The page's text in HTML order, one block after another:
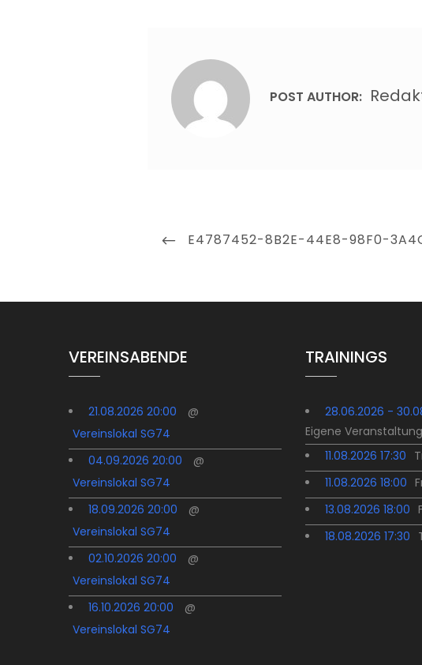
POST AUTHOR:
Beitragsnavigation
PREVIOUS
E4787452-8B2E-44E8-98F0-
VEREINSABENDE
21.08.2026 20:00
@
Vereinslokal SG74
04.09.2026 20:00
@
Vereinslokal SG74
18.09.2026 20:00
@
Vereinslokal SG74
02.10.2026 20:00
@
Vereinslokal SG74
16.10.2026 20:00
@
Vereinslokal SG74
TRAININGS
28.06.2026 -
Eigene
11.08.2026 17:30
11.08.2026 18:00
13.08.2026 18:00
18.08.2026 17:30